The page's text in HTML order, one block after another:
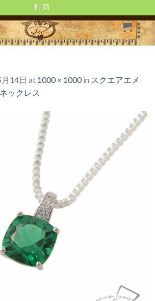
14日 at 1000 × 1000in スクエアエメ
ックレス